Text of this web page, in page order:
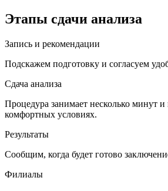
Этапы сдачи анализа
Запись и рекомендации
Подскажем подготовку и согласуем
Сдача анализа
Процедура занимает несколько минут и
комфортных условиях.
Результаты
Сообщим, когда будет готово
Филиалы